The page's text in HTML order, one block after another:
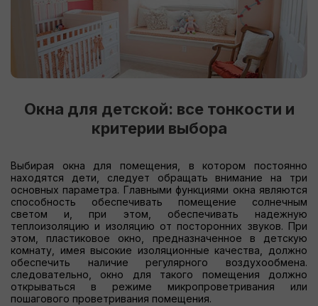
Окна для детской: все тонкости и
критерии выбора
Выбирая окна для помещения, в котором постоянно
находятся дети, следует обращать внимание на три
основных параметра. Главными функциями окна являются
способность обеспечивать помещение солнечным
светом и, при этом, обеспечивать надежную
теплоизоляцию и изоляцию от посторонних звуков. При
этом, пластиковое окно, предназначенное в детскую
комнату, имея высокие изоляционные качества, должно
обеспечить наличие регулярного воздухообмена.
следовательно, окно для такого помещения должно
открываться в режиме микропроветривания или
пошагового проветривания помещения.